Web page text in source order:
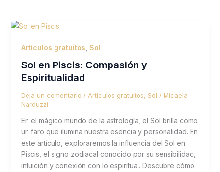
Artículos gratuitos Sol
Sol en Piscis: Compasión y
Espiritualidad
Deja un comentario / Artículos gratuitos, Sol / Micaela
Narduzzi
En el mágico mundo de la astrología, el Sol brilla como
un faro que ilumina nuestra esencia y personalidad. En
este artículo, exploraremos la influencia del Sol en
Piscis, el signo zodiacal conocido por su sensibilidad,
intuición y conexión con lo espiritual. Descubre cómo